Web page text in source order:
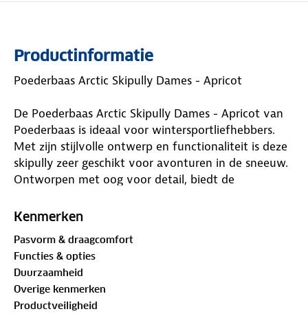
Productinformatie
Poederbaas Arctic Skipully Dames - Apricot
De Poederbaas Arctic Skipully Dames - Apricot van
Poederbaas is ideaal voor wintersportliefhebbers.
Met zijn stijlvolle ontwerp en functionaliteit is deze
skipully zeer geschikt voor avonturen in de sneeuw.
Ontworpen met oog voor detail, biedt de
balans tussen warmte, comfort en stijl.
Apricot geschikt voor?
De Poederbaas Arctic Skipully Dames - Apricot is
ideaal voor iedereen die zich in winterse
omstandigheden begeeft. Of je nu gaat skiën,
Kenmerken
Pasvorm & draagcomfort
Functies & opties
Duurzaamheid
Overige kenmerken
Productveiligheid